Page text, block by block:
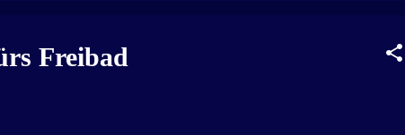
wird das an diesem Abend: Nach acht Jahren Pause
zurück. Monate lang wurde geplant und geprobt,
Freibad